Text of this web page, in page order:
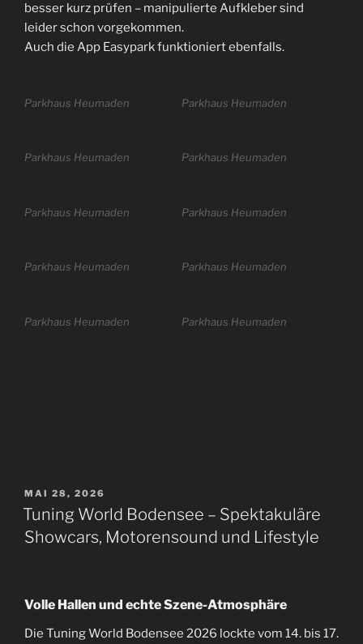
besser kurz prüfen – manipulierte Aufkleber sind
leider schon vorgekommen.
Auch die App Easypark funktioniert ebenfalls.
Parkhaus Heumaden Parkhaus Heumaden
Parkhaus Heumaden Parkhaus Heumaden
Parkhaus Heumaden Parkhaus Heumaden
Parkhaus Heumaden Parkhaus Heumaden
Parkhaus Heumaden Parkhaus Heumaden
VERÖFFENTLICHT
AM
MAI 28, 2026
Tuning World Bodensee – Spektakuläre
Showcars, Motorensound und Lifestyle
Volle Hallen und echte Szene-Atmosphäre
Die Tuning World Bodensee 2026 lockte vom 14. bis 17.